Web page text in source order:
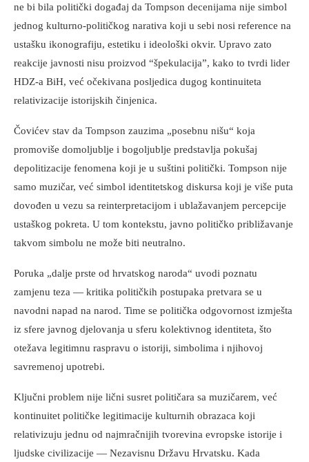
ne bi bila politički događaj da Tompson decenijama nije simbol
jednog kulturno-političkog narativa koji u sebi nosi reference na
ustašku ikonografiju, estetiku i ideološki okvir. Upravo zato
reakcije javnosti nisu proizvod “špekulacija”, kako to tvrdi lider
HDZ-a BiH, već očekivana posljedica dugog kontinuiteta
relativizacije istorijskih činjenica.
Čovićev stav da Tompson zauzima „posebnu nišu“ koja
promoviše domoljublje i bogoljublje predstavlja pokušaj
depolitizacije fenomena koji je u suštini politički. Tompson nije
samo muzičar, već simbol identitetskog diskursa koji je više puta
dovođen u vezu sa reinterpretacijom i ublažavanjem percepcije
ustaškog pokreta. U tom kontekstu, javno političko približavanje
takvom simbolu ne može biti neutralno.
Poruka „dalje prste od hrvatskog naroda“ uvodi poznatu
zamjenu teza — kritika političkih postupaka pretvara se u
navodni napad na narod. Time se politička odgovornost izmješta
iz sfere javnog djelovanja u sferu kolektivnog identiteta, što
otežava legitimnu raspravu o istoriji, simbolima i njihovoj
savremenoj upotrebi.
Ključni problem nije lični susret političara sa muzičarem, već
kontinuitet političke legitimacije kulturnih obrazaca koji
relativizuju jednu od najmračnijih tvorevina evropske istorije i
ljudske civilizacije — Nezavisnu Državu Hrvatsku. Kada